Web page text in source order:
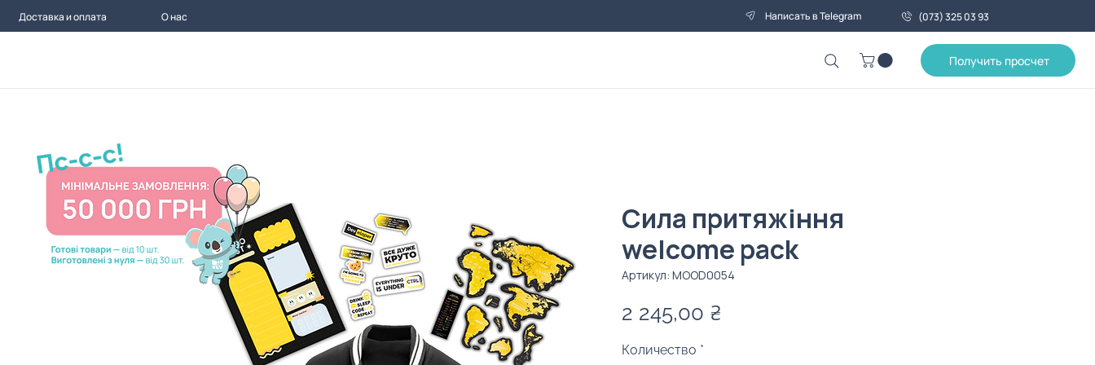
Доставка и оплата О нас Написать в Telegram (073) 325 03 93
Получить просчет
Сила притяжіння
welcome pack
Артикул: MOOD0054
2 245,00 ₴
Количество *